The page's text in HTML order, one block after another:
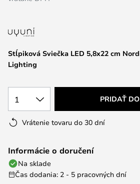
začiatok
obrázkov
Stĺpiková Sviečka LED 5,8x22 cm
Lighting
1 PRIDAŤ
Vrátenie tovaru do 30 dní
Informácie o doručení
Na sklade
Čas dodania: 2 - 5 pracovných dní